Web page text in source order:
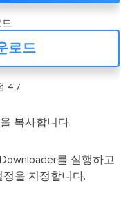
로드
4.7
복사합니다.
를 실행하고
을 지정합니다.